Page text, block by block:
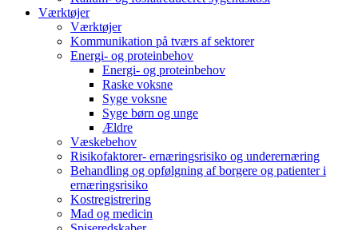
Værktøjer
Værktøjer
Kommunikation på tværs af sektorer
Energi- og proteinbehov
Energi- og proteinbehov
Raske voksne
Syge voksne
Syge børn og unge
Ældre
Væskebehov
Risikofaktorer- ernæringsrisiko og underernæring
Behandling og opfølgning af borgere og patienter i
ernæringsrisiko
Kostregistrering
Mad og medicin